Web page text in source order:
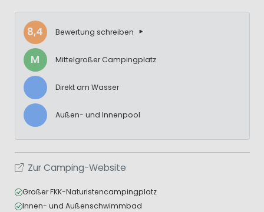
8,4 Bewertung schreiben
M Mittelgroßer Campingplatz
Direkt am Wasser
Außen- und Innenpool
Zur Camping-Website
Großer FKK-Naturistencampingplatz
Innen- und Außenschwimmbad